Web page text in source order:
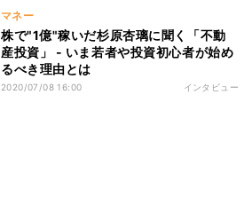
マネー
株で"1億"稼いだ杉原杏璃に聞く「不動
産投資」 - いま若者や投資初心者が始め
るべき理由とは
2020/07/08 16:00 インタビュー